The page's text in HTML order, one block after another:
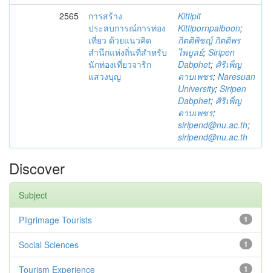
2565
การสร้าง
ประสบการณ์การท่อง
เที่ยว ด้วยแนวคิด
สำนึกแห่งถิ่นที่สำหรับ
นักท่องเที่ยวจาริก
แสวงบุญ
Kittipit
Kittipornpaiboon;
กิตติพิชญ์ กิตติพร
ไพบูลย์; Siripen
Dabphet; ศิริเพ็ญ
ดาบเพชร; Naresuan
University; Siripen
Dabphet; ศิริเพ็ญ
ดาบเพชร;
siripend@nu.ac.th;
siripend@nu.ac.th
Discover
Subject
1
Pilgrimage Tourists
1
Social Sciences
1
Tourism Experience